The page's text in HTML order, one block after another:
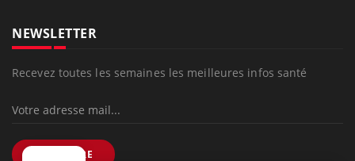
NEWSLETTER
Recevez toutes les semaines les meilleures infos santé
S'INSCRIRE